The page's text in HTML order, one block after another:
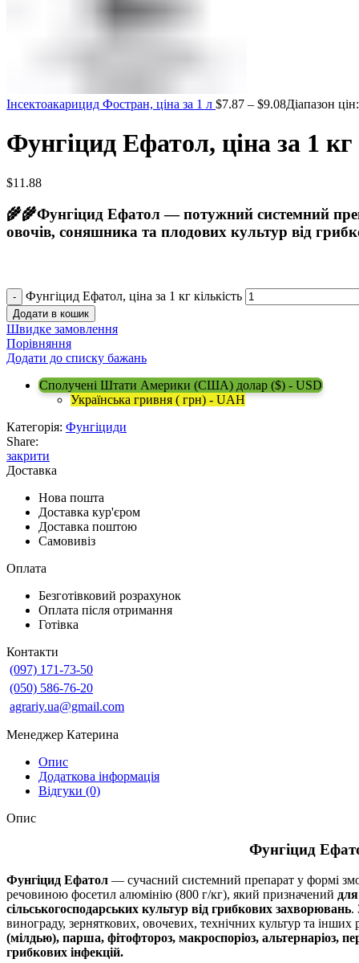
Інсектоакарицид Фостран, ціна за 1 л $7.87 – $9.08Діапазон
Фунгіцид Ефатол, ціна за 1 кг
$11.88
🌾🌾Фунгіцид Ефатол — потужний системний
овочів, соняшника та плодових культур від
Фунгіцид Ефатол, ціна за 1 кг кількість
Додати в кошик
Швидке замовлення
Порівняння
Додати до списку бажань
Сполучені Штати Америки (США) долар ($) - USD
Українська гривня ( грн) - UAH
Категорія: Фунгіциди
Share:
закрити
Доставка
Нова пошта
Доставка кур'єром
Доставка поштою
Самовивіз
Оплата
Безготівковий розрахунок
Оплата після отримання
Готівка
Контакти
(097) 171-73-50
(050) 586-76-20
agrariy.ua@gmail.com
Менеджер Катерина
Опис
Додаткова інформація
Відгуки (0)
Опис
Фунгіцид
Фунгіцид Ефатол — сучасний системний препарат у формі
речовиною фосетил алюмінію (800 г/кг), який призначений
сільськогосподарських культур від грибкових захворювань.
винограду, зерняткових, овочевих, технічних культур та
(мілдью), парша, фітофтороз, макроспоріоз, альтернаріоз,
грибкових інфекцій.